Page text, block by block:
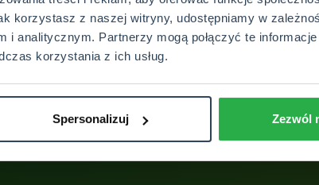
korzystasz z naszej witryny, udostępniamy w
i analitycznym. Partnerzy mogą połączyć te
korzystania z ich usług.
Spersonalizuj Zezwól